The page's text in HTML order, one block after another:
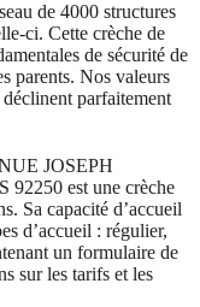
de 4000 structures
ci. Cette crèche de
de sécurité de
parents. Nos valeurs
déclinent parfaitement
JOSEPH
est une crèche
Sa capacité d’accueil
d’accueil : régulier,
un formulaire de
sur les tarifs et les